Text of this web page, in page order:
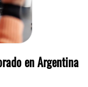
en Argentina